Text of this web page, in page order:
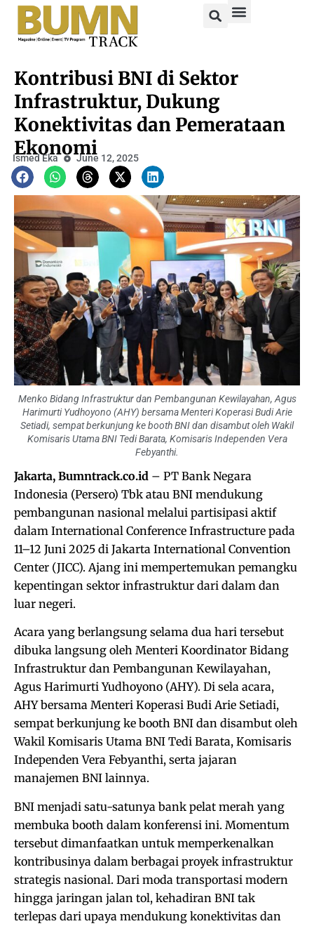
Kontribusi BNI di Sektor
Infrastruktur, Dukung
Konektivitas dan Pemerataan
Ekonomi
Ismed Eka June 12, 2025
Menko Bidang Infrastruktur dan Pembangunan Kewilayahan, Agus
Harimurti Yudhoyono (AHY) bersama Menteri Koperasi Budi Arie
Setiadi, sempat berkunjung ke booth BNI dan disambut oleh Wakil
Komisaris Utama BNI Tedi Barata, Komisaris Independen Vera
Febyanthi.
Jakarta, Bumntrack.co.id – PT Bank Negara
Indonesia (Persero) Tbk atau BNI mendukung
pembangunan nasional melalui partisipasi aktif
dalam International Conference Infrastructure pada
11–12 Juni 2025 di Jakarta International Convention
Center (JICC). Ajang ini mempertemukan pemangku
kepentingan sektor infrastruktur dari dalam dan
luar negeri.
Acara yang berlangsung selama dua hari tersebut
dibuka langsung oleh Menteri Koordinator Bidang
Infrastruktur dan Pembangunan Kewilayahan,
Agus Harimurti Yudhoyono (AHY). Di sela acara,
AHY bersama Menteri Koperasi Budi Arie Setiadi,
sempat berkunjung ke booth BNI dan disambut oleh
Wakil Komisaris Utama BNI Tedi Barata, Komisaris
Independen Vera Febyanthi, serta jajaran
manajemen BNI lainnya.
BNI menjadi satu-satunya bank pelat merah yang
membuka booth dalam konferensi ini. Momentum
tersebut dimanfaatkan untuk memperkenalkan
kontribusinya dalam berbagai proyek infrastruktur
strategis nasional. Dari moda transportasi modern
hingga jaringan jalan tol, kehadiran BNI tak
terlepas dari upaya mendukung konektivitas dan